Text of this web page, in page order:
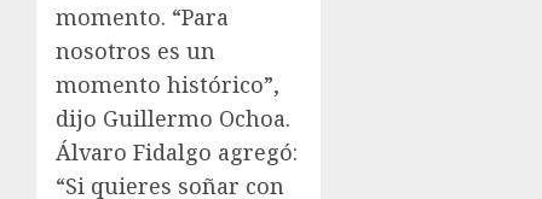
momento. “Para
nosotros es un
momento histórico”,
dijo Guillermo Ochoa.
Álvaro Fidalgo agregó:
“Si quieres soñar con